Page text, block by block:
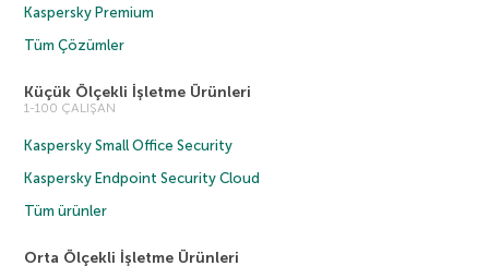
Kaspersky Premium
Tüm Çözümler
Küçük Ölçekli İşletme Ürünleri
1-100 ÇALIŞAN
Kaspersky Small Office Security
Kaspersky Endpoint Security Cloud
Tüm ürünler
Orta Ölçekli İşletme Ürünleri